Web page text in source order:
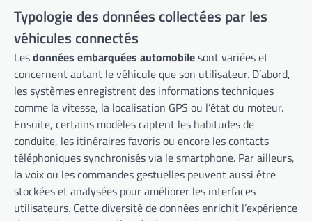
Typologie des données collectées par les
véhicules connectés
Lesdonnées embarquées automobilesont variées et
concernent autant le véhicule que son utilisateur. D’abord,
les systèmes enregistrent des informations techniques
comme la vitesse, la localisation GPS ou l’état du moteur.
Ensuite, certains modèles captent les habitudes de
conduite, les itinéraires favoris ou encore les contacts
téléphoniques synchronisés via le smartphone. Par ailleurs,
la voix ou les commandes gestuelles peuvent aussi être
stockées et analysées pour améliorer les interfaces
utilisateurs. Cette diversité de données enrichit l’expérience